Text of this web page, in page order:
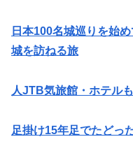
日本100名城巡りを始
城を訪ねる旅
人JTB気旅館・ホテル
足掛け15年足でたどっ